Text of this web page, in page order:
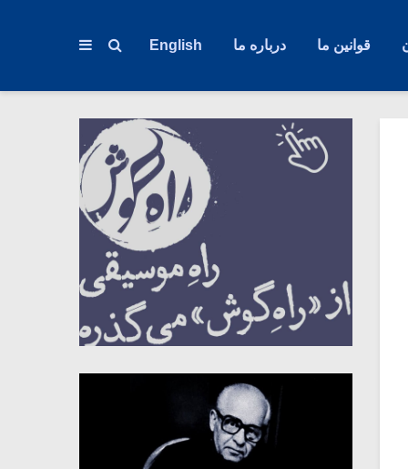
قوانین ما درباره ما English